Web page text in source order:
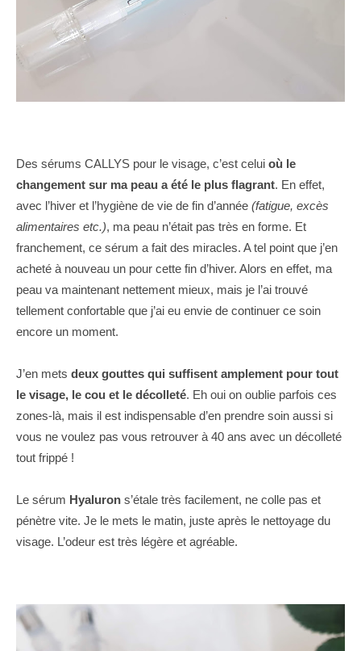
Des sérums CALLYS pour le visage, c’est celui où le
changement sur ma peau a été le plus flagrant. En effet,
avec l’hiver et l’hygiène de vie de fin d’année (fatigue, excès
alimentaires etc.), ma peau n’était pas très en forme. Et
franchement, ce sérum a fait des miracles. A tel point que j’en
acheté à nouveau un pour cette fin d’hiver. Alors en effet, ma
peau va maintenant nettement mieux, mais je l’ai trouvé
tellement confortable que j’ai eu envie de continuer ce soin
encore un moment.
J’en mets deux gouttes qui suffisent amplement pour tout
le visage, le cou et le décolleté. Eh oui on oublie parfois ces
zones-là, mais il est indispensable d’en prendre soin aussi si
vous ne voulez pas vous retrouver à 40 ans avec un décolleté
tout frippé !
Le sérum Hyaluron s’étale très facilement, ne colle pas et
pénètre vite. Je le mets le matin, juste après le nettoyage du
visage. L’odeur est très légère et agréable.